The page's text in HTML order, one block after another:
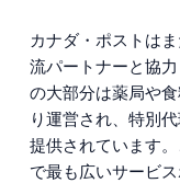
カナダ・ポストは
流パートナーと協
の大部分は薬局や
り運営され、特別
提供されています
で最も広いサービ